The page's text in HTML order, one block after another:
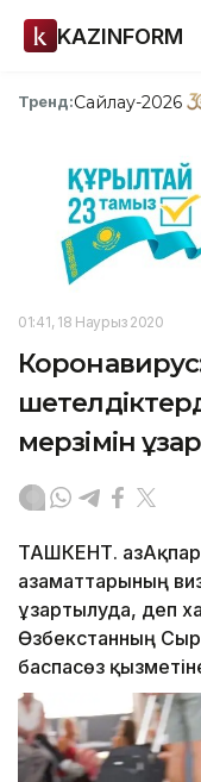
KAZINFORM
Тренд:Сайлау-2026
01:41, 18 Наурыз 2020
мерзімін
ТАШКЕНТ.
азаматтарының
ұзартылуда, деп
Өзбекстанның
баспасөз